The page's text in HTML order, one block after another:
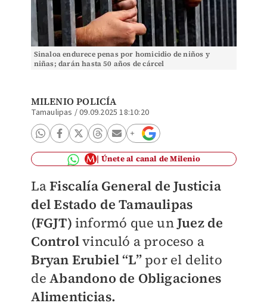
Sinaloa endurece penas por homicidio de niños y
niñas; darán hasta 50 años de cárcel
MILENIO POLICÍA
Tamaulipas /09.09.2025 18:10:20
Únete al canal de Milenio
LaFiscalía General de Justicia
del Estado de Tamaulipas
(FGJT) informó que unJuez de
Controlvinculó a proceso a
Bryan Erubiel “L” por el delito
de Abandono de Obligaciones
Alimenticias.